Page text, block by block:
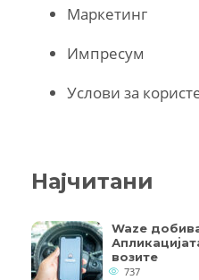
Маркетинг
Импресум
Услови за
Најчитани
Waze
возите
737